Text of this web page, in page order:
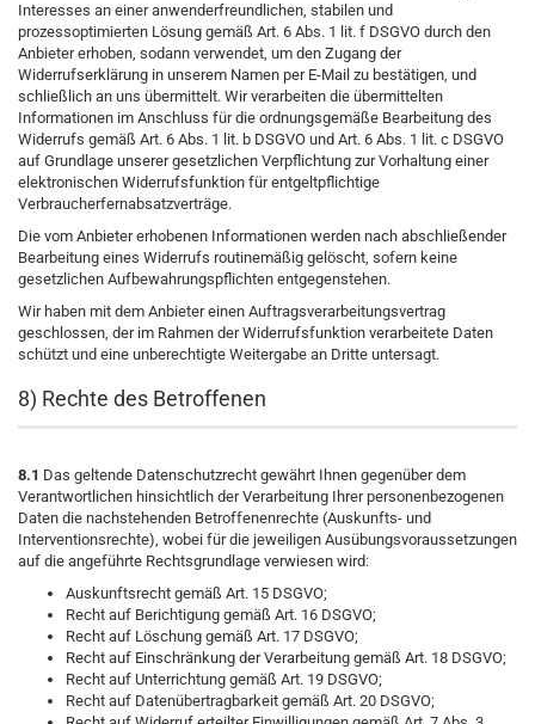
Interesses an einer anwenderfreundlichen, stabilen und
prozessoptimierten Lösung gemäß Art. 6 Abs. 1 lit. f DSGVO durch den
Anbieter erhoben, sodann verwendet, um den Zugang der
Widerrufserklärung in unserem Namen per E-Mail zu bestätigen, und
schließlich an uns übermittelt. Wir verarbeiten die übermittelten
Informationen im Anschluss für die ordnungsgemäße Bearbeitung des
Widerrufs gemäß Art. 6 Abs. 1 lit. b DSGVO und Art. 6 Abs. 1 lit. c DSGVO
auf Grundlage unserer gesetzlichen Verpflichtung zur Vorhaltung einer
elektronischen Widerrufsfunktion für entgeltpflichtige
Verbraucherfernabsatzverträge.
Die vom Anbieter erhobenen Informationen werden nach abschließender
Bearbeitung eines Widerrufs routinemäßig gelöscht, sofern keine
gesetzlichen Aufbewahrungspflichten entgegenstehen.
Wir haben mit dem Anbieter einen Auftragsverarbeitungsvertrag
geschlossen, der im Rahmen der Widerrufsfunktion verarbeitete Daten
schützt und eine unberechtigte Weitergabe an Dritte untersagt.
8) Rechte des Betroffenen
8.1 Das geltende Datenschutzrecht gewährt Ihnen gegenüber dem
Verantwortlichen hinsichtlich der Verarbeitung Ihrer personenbezogenen
Daten die nachstehenden Betroffenenrechte (Auskunfts- und
Interventionsrechte), wobei für die jeweiligen Ausübungsvoraussetzungen
auf die angeführte Rechtsgrundlage verwiesen wird:
Auskunftsrecht gemäß Art. 15 DSGVO;
Recht auf Berichtigung gemäß Art. 16 DSGVO;
Recht auf Löschung gemäß Art. 17 DSGVO;
Recht auf Einschränkung der Verarbeitung gemäß Art. 18 DSGVO;
Recht auf Unterrichtung gemäß Art. 19 DSGVO;
Recht auf Datenübertragbarkeit gemäß Art. 20 DSGVO;